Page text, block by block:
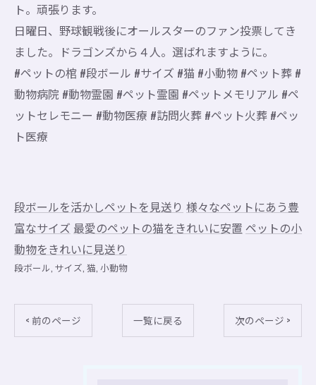
ト。頑張ります。
日曜日、野球観戦後にオールスターのファン投票してき
ました。ドラゴンズから４人。選ばれますように。
#ペットの棺 #段ボール #サイズ #猫 #小動物 #ペット葬 #
動物病院 #動物霊園 #ペット霊園 #ペットメモリアル #ペ
ットセレモニー #動物医療 #訪問火葬 #ペット火葬 #ペッ
ト医療
段ボールを活かしペットを見送り 様々なペットにあう豊
富なサイズ 最愛のペットの猫をきれいに安置 ペットの小
動物をきれいに見送り
段ボール サイズ 猫 小動物
< 前のページ 一覧に戻る 次のページ >